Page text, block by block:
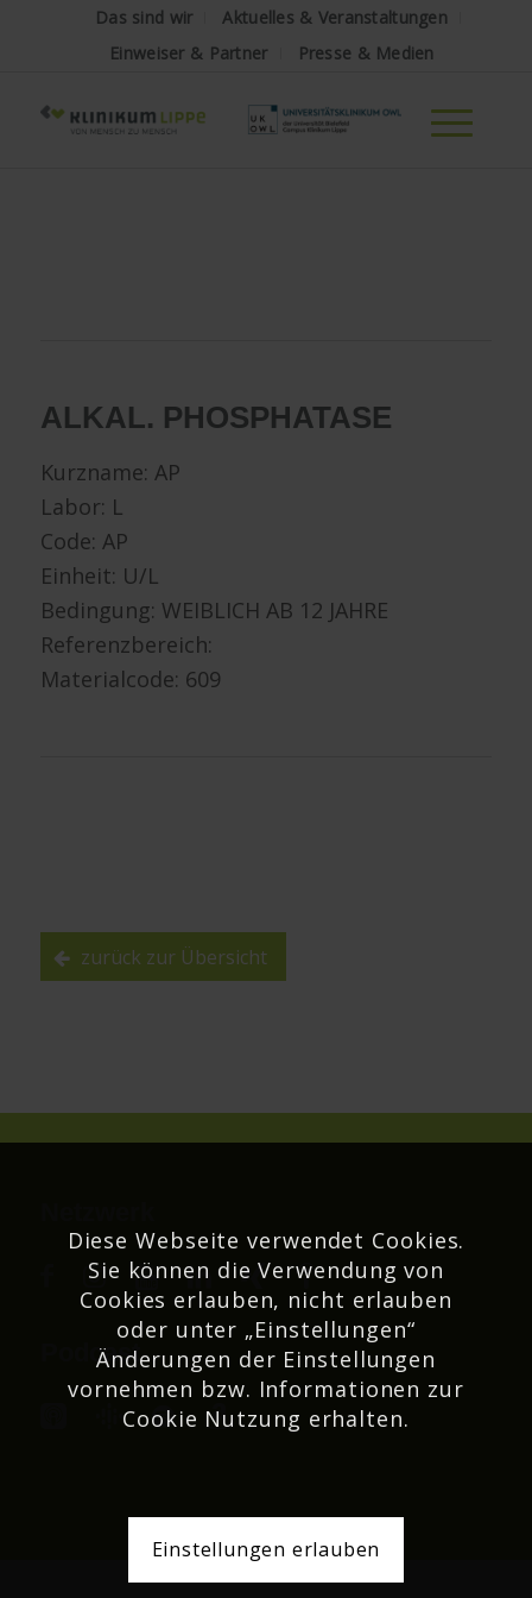
Das sind wir
Aktuelles & Veranstaltungen
Einweiser & Partner
Presse & Medien
ALKAL. PHOSPHATASE
Kurzname: AP
Labor: L
Code: AP
Einheit: U/L
Bedingung: WEIBLICH AB 12 JAHRE
Referenzbereich:
Materialcode: 609
zurück zur Übersicht
Podcast
Diese Webseite verwendet Cookies.
Sie können die Verwendung von
Cookies erlauben, nicht erlauben
oder unter „Einstellungen“
Änderungen der Einstellungen
vornehmen bzw. Informationen zur
Cookie Nutzung erhalten.
Einstellungen erlauben